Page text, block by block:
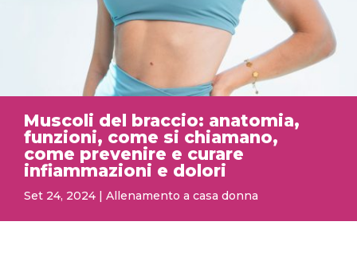
Muscoli del braccio: anatomia,
funzioni, come si chiamano,
come prevenire e curare
infiammazioni e dolori
Set 24, 2024 Allenamento a casa donna